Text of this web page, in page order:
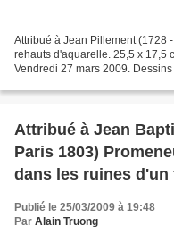
Attribué à Jean Pillement (1728
rehauts d'aquarelle. 25,5 x 17,5
Vendredi 27 mars 2009.
Attribué à Jean
Paris 1803)
dans les ruines d'un
Publié le 25/03/2009 à 19:48
Par Alain Truong